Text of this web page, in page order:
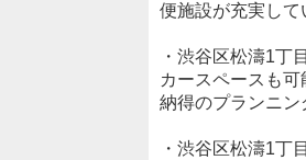
便施設が充実して
・渋谷区松濤1丁
カースペースも可
納得のプランニン
・渋谷区松濤1丁